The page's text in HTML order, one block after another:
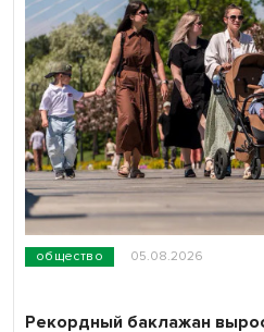
общество 05.08.2026
Рекордный баклажан